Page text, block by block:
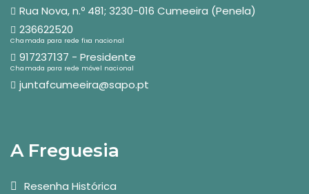
Rua Nova, n.º 481; 3230-016 Cumeeira (Penela)
236622520
Chamada para rede fixa nacional
917237137 - Presidente
Chamada para rede móvel nacional
juntafcumeeira@sapo.pt
A Freguesia
Resenha Histórica